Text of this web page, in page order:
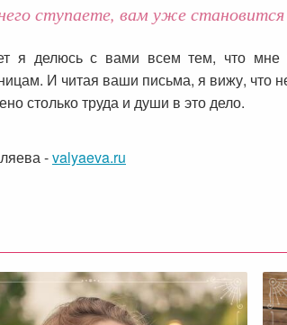
ступаете, вам уже
я делюсь с вами всем тем, что мне
И читая ваши письма, я вижу, что
столько труда и души в это дело.
-valyaeva.ru